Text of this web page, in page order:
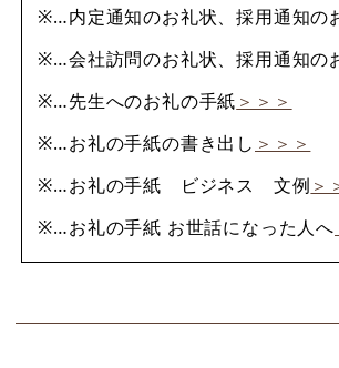
※…内定通知のお礼状、採用通知の
※…会社訪問のお礼状、採用通知の
※…先生へのお礼の手紙 ＞＞＞
※…お礼の手紙の書き出し ＞＞＞
※…お礼の手紙 ビジネス 文例 ＞
※…お礼の手紙 お世話になった人へ